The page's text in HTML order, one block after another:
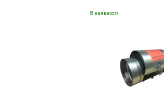
В наявності